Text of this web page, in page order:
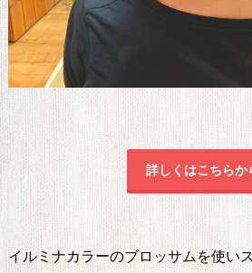
詳しくはこちらか
イルミナカラーのブロッサムを使い